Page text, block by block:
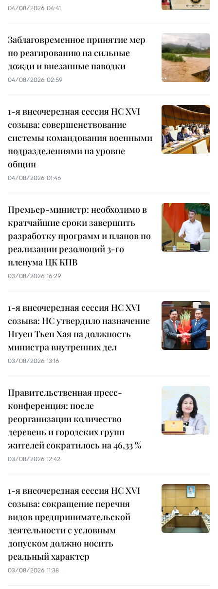
04/08/2026 04:41
Заблаговременное принятие мер
по реагированию на сильные
дожди и внезапные паводки
04/08/2026 02:59
1-я внеочередная сессия НС XVI
созыва: совершенствование
системы командования военными
подразделениями на уровне
общин
04/08/2026 01:46
Премьер-министр: необходимо в
кратчайшие сроки завершить
разработку программ и планов по
реализации резолюций 3-го
пленума ЦК КПВ
03/08/2026 16:29
1-я внеочередная сессия НС XVI
созыва: НС утвердило назначение
Нгуен Тьен Хая на должность
министра внутренних дел
03/08/2026 13:16
Правительственная пресс-
конференция: после
реорганизации количество
деревень и городских групп
жителей сократилось на 46,33 %
03/08/2026 12:42
1-я внеочередная сессия НС XVI
созыва: сокращение перечня
видов предпринимательской
деятельности с условным
допуском должно носить
реальный характер
03/08/2026 11:38